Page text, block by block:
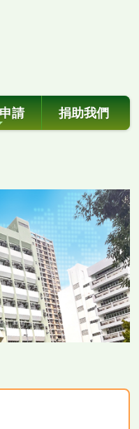
請 捐助我們